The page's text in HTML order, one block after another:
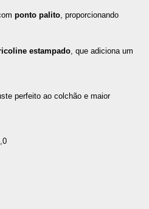
ponto palito , proporcionando
estampado , que adiciona um
perfeito ao colchão e maior